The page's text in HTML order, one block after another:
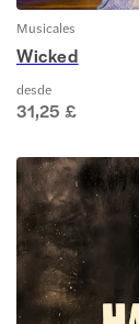
Musicales
Wicked
desde
31,25 £